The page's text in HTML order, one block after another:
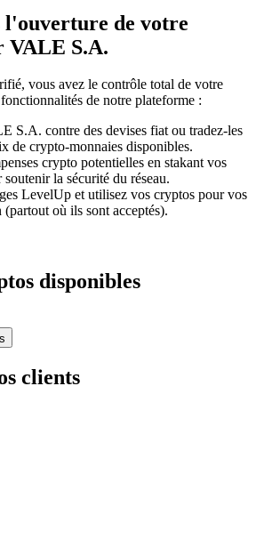
l'ouverture de votre
VALE S.A.
vous avez le contrôle total de votre
de notre plateforme :
S.A. contre des devises fiat ou tradez-les
de crypto-monnaies disponibles.
crypto potentielles en stakant vos
la sécurité du réseau.
LevelUp et utilisez vos cryptos pour vos
où ils sont acceptés).
disponibles
clients